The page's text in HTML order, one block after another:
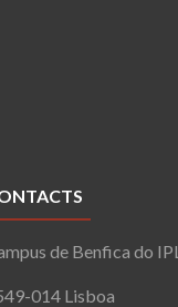
de Benfica do IPL
014 Lisboa